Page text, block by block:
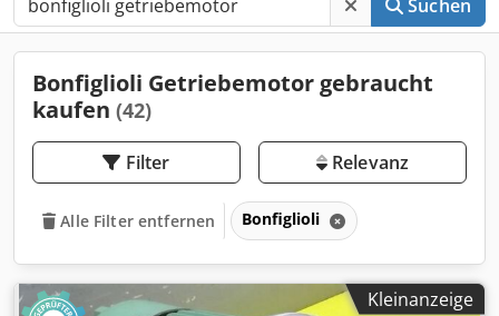
Suchen
Bonfiglioli Getriebemotor gebraucht
kaufen (42)
Filter Relevanz
Alle Filter entfernen Bonfiglioli
Kleinanzeige